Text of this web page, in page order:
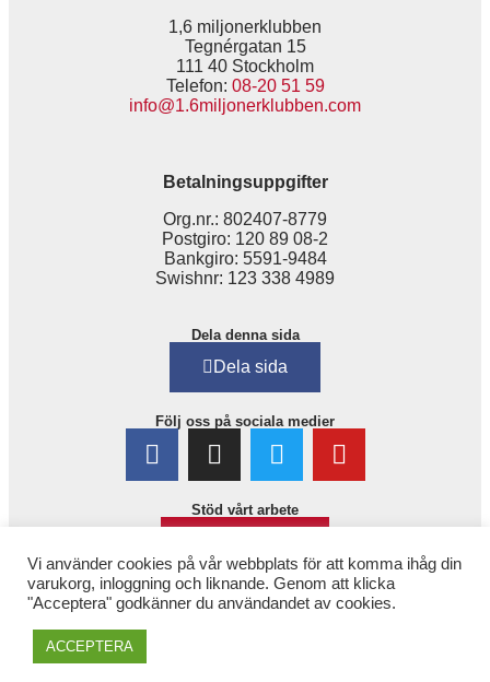
1,6 miljonerklubben
Tegnérgatan 15
111 40 Stockholm
Telefon: 08-20 51 59
info@1.6miljonerklubben.com
Betalningsuppgifter
Org.nr.: 802407-8779
Postgiro: 120 89 08-2
Bankgiro: 5591-9484
Swishnr: 123 338 4989
Dela denna sida
Dela sida
Följ oss på sociala medier
Stöd vårt arbete
Copyright © 2025. 1,6 miljonerklubben
Vi använder cookies på vår webbplats för att komma ihåg din
varukorg, inloggning och liknande. Genom att klicka
"Acceptera" godkänner du användandet av cookies.
ACCEPTERA